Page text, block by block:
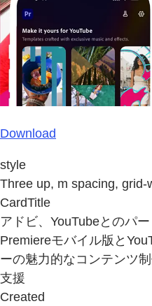
Download
style
Three up, m spacing, grid-
CardTitle
アドビ、YouTubeとのパ
Premiereモバイル版と
ーの魅力的なコンテンツ
支援
Created